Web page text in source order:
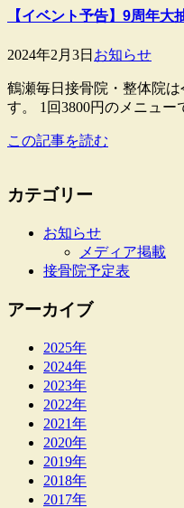
【イベント予告】9周年大
2024年2月3日 お知らせ
鶴瀬毎日接骨院・整体院
す。 1回3800円のメニュ
この記事を読む
カテゴリー
お知らせ
メディア掲載
接骨院予定表
アーカイブ
2025年
2024年
2023年
2022年
2021年
2020年
2019年
2018年
2017年